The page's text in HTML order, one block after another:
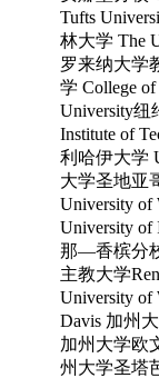
Tufts
林大学 The
罗来纳大学
学 College
University纽
Institute of
利哈伊大学
大学圣地亚
University of
University of
那—香槟分校
主教大学
University of
Davis 加州
加州大学欧
州大学圣塔